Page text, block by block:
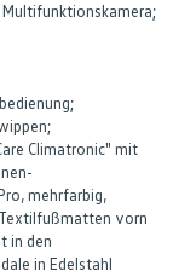
Climatronic" mit
mehrfarbig,
vorn
in den
in Edelstahl